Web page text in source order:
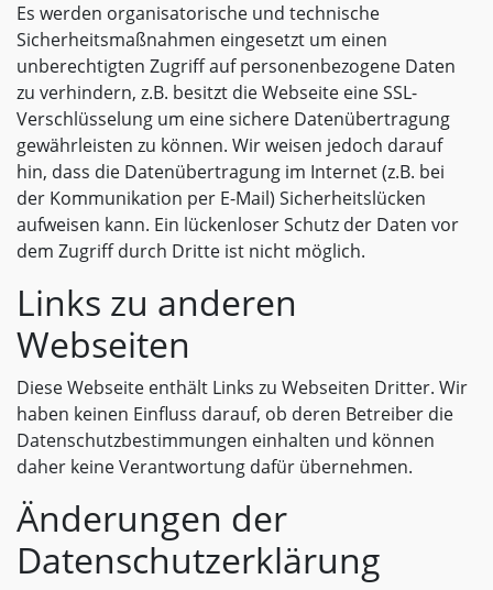
Es werden organisatorische und technische
Sicherheitsmaßnahmen eingesetzt um einen
unberechtigten Zugriff auf personenbezogene Daten
zu verhindern, z.B. besitzt die Webseite eine SSL-
Verschlüsselung um eine sichere Datenübertragung
gewährleisten zu können. Wir weisen jedoch darauf
hin, dass die Datenübertragung im Internet (z.B. bei
der Kommunikation per E-Mail) Sicherheitslücken
aufweisen kann. Ein lückenloser Schutz der Daten vor
dem Zugriff durch Dritte ist nicht möglich.
Links zu anderen
Webseiten
Diese Webseite enthält Links zu Webseiten Dritter. Wir
haben keinen Einfluss darauf, ob deren Betreiber die
Datenschutzbestimmungen einhalten und können
daher keine Verantwortung dafür übernehmen.
Änderungen der
Datenschutzerklärung